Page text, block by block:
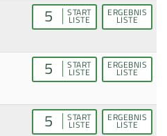
5 START
LISTE
ERGEBNIS
LISTE
5 START
LISTE
ERGEBNIS
LISTE
5 START
LISTE
ERGEBNIS
LISTE